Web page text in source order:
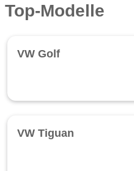
Top-Modelle
VW Golf
VW Tiguan